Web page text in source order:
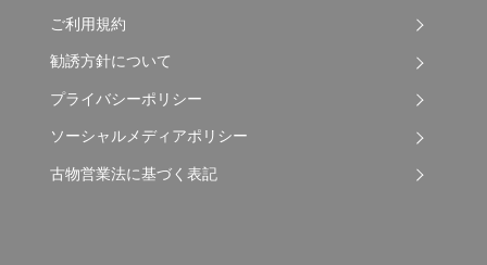
ご利用規約
勧誘方針について
プライバシーポリシー
ソーシャルメディアポリシー
古物営業法に基づく表記